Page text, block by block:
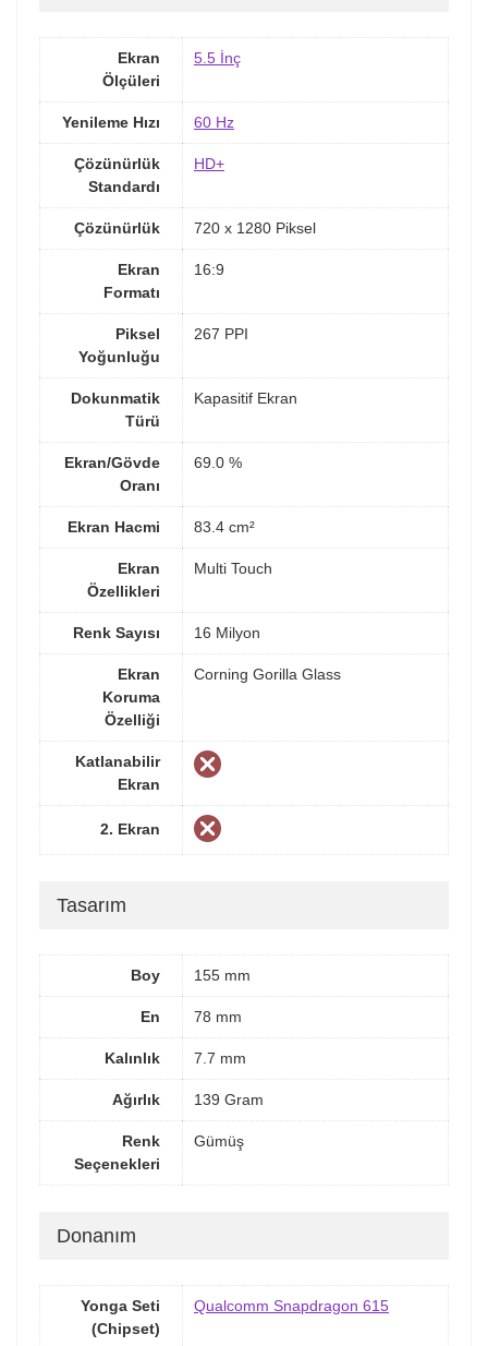
Ekran
Ölçüleri
5.5 İnç
Yenileme Hızı 60 Hz
Çözünürlük
Standardı
HD+
Çözünürlük 720 x 1280 Piksel
Ekran
Formatı
16:9
Piksel
Yoğunluğu
267 PPI
Dokunmatik
Türü
Kapasitif Ekran
Ekran/Gövde
Oranı
69.0 %
Ekran Hacmi 83.4 cm²
Ekran
Özellikleri
Multi Touch
Renk Sayısı 16 Milyon
Ekran
Koruma
Özelliği
Corning Gorilla Glass
Katlanabilir
Ekran
2. Ekran
Tasarım
Boy 155 mm
En 78 mm
Kalınlık 7.7 mm
Ağırlık 139 Gram
Renk
Seçenekleri
Gümüş
Donanım
Yonga Seti
(Chipset)
Qualcomm Snapdragon 615